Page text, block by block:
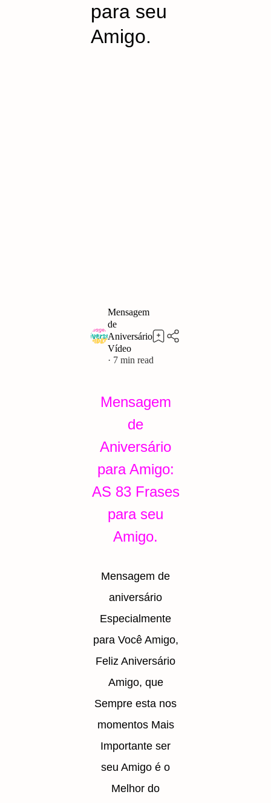
para seu
Amigo.
7
Mensagem
de
Aniversário
para Amigo:
AS 83 Frases
para seu
Amigo.
Mensagem de
aniversário
Especialmente
para Você Amigo,
Feliz Aniversário
Amigo, que
Sempre esta nos
momentos Mais
Importante ser
seu Amigo é o
Melhor do